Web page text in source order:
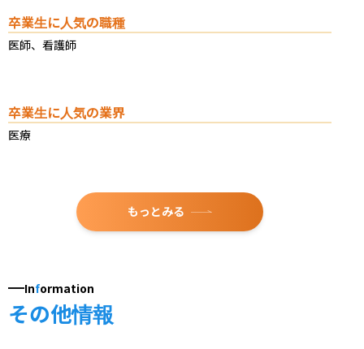
卒業生に人気の職種
医師、看護師
卒業生に人気の業界
医療
もっとみる
Information
その他情報